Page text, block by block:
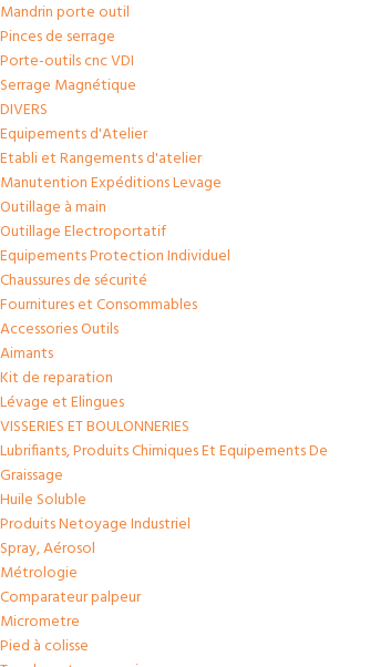
Mandrin porte outil
Pinces de serrage
Porte-outils cnc VDI
Serrage Magnétique
DIVERS
Equipements d'Atelier
Etabli et Rangements d'atelier
Manutention Expéditions Levage
Outillage à main
Outillage Electroportatif
Equipements Protection Individuel
Chaussures de sécurité
Fournitures et Consommables
Accessories Outils
Aimants
Kit de reparation
Lévage et Elingues
VISSERIES ET BOULONNERIES
Lubrifiants, Produits Chimiques Et Equipements De
Graissage
Huile Soluble
Produits Netoyage Industriel
Spray, Aérosol
Métrologie
Comparateur palpeur
Micrometre
Pied à colisse